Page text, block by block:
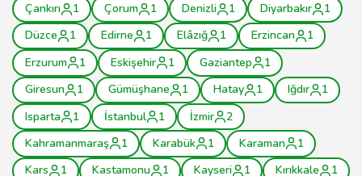
Çankırı
1 Çorum 1 Denizli 1 Diyarbakır
1
Düzce
1 Edirne 1 Elâzığ 1 Erzincan
1
Erzurum
1 Eskişehir 1 Gaziantep
1
Giresun
1 Gümüşhane 1 Hatay 1 Iğdır
1
Isparta
1 İstanbul 1 İzmir
2
Kahramanmaraş
1 Karabük 1 Karaman
1
Kars
1 Kastamonu 1 Kayseri 1 Kırıkkale
1